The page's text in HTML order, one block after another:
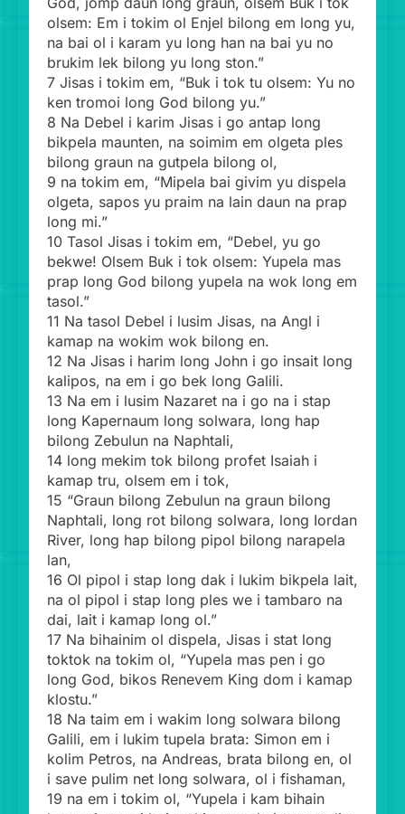
olsem: Em i tokim ol Enjel bilong em long yu,
na bai ol i karam yu long han na bai yu no
brukim lek bilong yu long ston.”
7 Jisas i tokim em, “Buk i tok tu olsem: Yu no
ken tromoi long God bilong yu.”
8 Na Debel i karim Jisas i go antap long
bikpela maunten, na soimim em olgeta ples
bilong graun na gutpela bilong ol,
9 na tokim em, “Mipela bai givim yu dispela
olgeta, sapos yu praim na lain daun na prap
long mi.”
10 Tasol Jisas i tokim em, “Debel, yu go
bekwe! Olsem Buk i tok olsem: Yupela mas
prap long God bilong yupela na wok long em
tasol.”
11 Na tasol Debel i lusim Jisas, na Angl i
kamap na wokim wok bilong en.
12 Na Jisas i harim long John i go insait long
kalipos, na em i go bek long Galili.
13 Na em i lusim Nazaret na i go na i stap
long Kapernaum long solwara, long hap
bilong Zebulun na Naphtali,
14 long mekim tok bilong profet Isaiah i
kamap tru, olsem em i tok,
15 “Graun bilong Zebulun na graun bilong
Naphtali, long rot bilong solwara, long Iordan
River, long hap bilong pipol bilong narapela
lan,
16 Ol pipol i stap long dak i lukim bikpela lait,
na ol pipol i stap long ples we i tambaro na
dai, lait i kamap long ol.”
17 Na bihainim ol dispela, Jisas i stat long
toktok na tokim ol, “Yupela mas pen i go
long God, bikos Renevem King dom i kamap
klostu.”
18 Na taim em i wakim long solwara bilong
Galili, em i lukim tupela brata: Simon em i
kolim Petros, na Andreas, brata bilong en, ol
i save pulim net long solwara, ol i fishaman,
19 na em i tokim ol, “Yupela i kam bihain